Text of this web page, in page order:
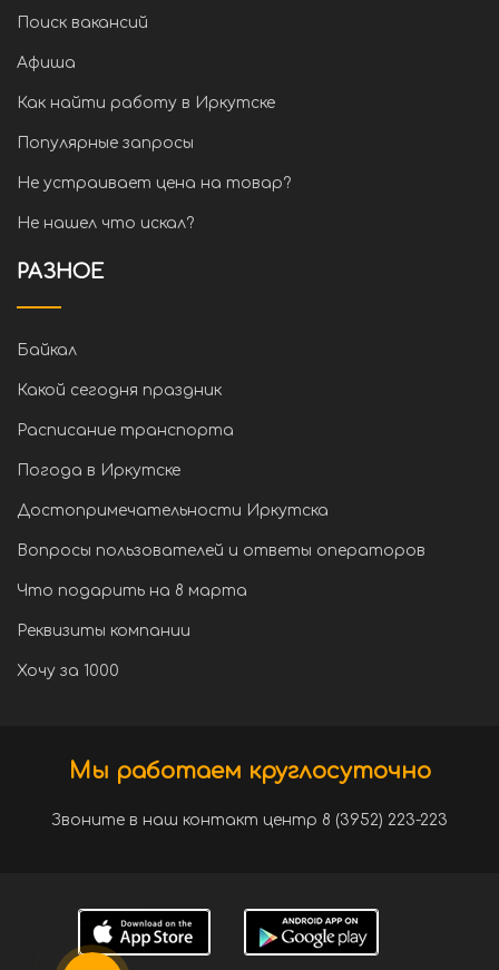
Поиск вакансий
Афиша
Как найти работу в Иркутске
Популярные запросы
Не устраивает цена на товар?
Не нашел что искал?
РАЗНОЕ
Байкал
Какой сегодня праздник
Расписание транспорта
Погода в Иркутске
Достопримечательности Иркутска
Вопросы пользователей и ответы операторов
Что подарить на 8 марта
Реквизиты компании
Хочу за 1000
Мы работаем круглосуточно
Звоните в наш контакт центр 8 (3952) 223-223